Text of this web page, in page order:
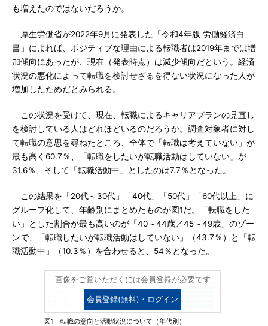
も増えたのではないだろうか。
厚生労働省が2022年9月に発表した「令和4年版 労働経済白
書」によれば、ポジティブな理由による転職者は2019年までは増
加傾向にあったが、現在（発表時点）は減少傾向だという。経済
状況の悪化によって転職を検討せざるを得ない状況になった人が
増加したためだとみられる。
この状況を受けて、現在、転職によるキャリアプランの見直し
を検討している人はどれほどいるのだろうか。調査対象者に対し
て転職の意思を尋ねたところ、全体で「転職は考えていない」が
最も高く60.7％、「転職をしたいが転職活動はしていない」が
31.6％、そして「転職活動中」としたのは7.7％となった。
この結果を「20代～30代」「40代」「50代」「60代以上」に
グループ化して、年齢別にまとめたものが図1だ。「転職をした
い」とした割合が最も高いのが「40～44歳／45～49歳」のゾー
ンで、「転職したいが転職活動はしていない」（43.7％）と「転
職活動中」（10.3％）を合わせると、54％となった。
画像をご覧いただくには会員登録が必要です
会員登録(無料)・ログイン
図1 転職の意向と活動状況について（年代別）